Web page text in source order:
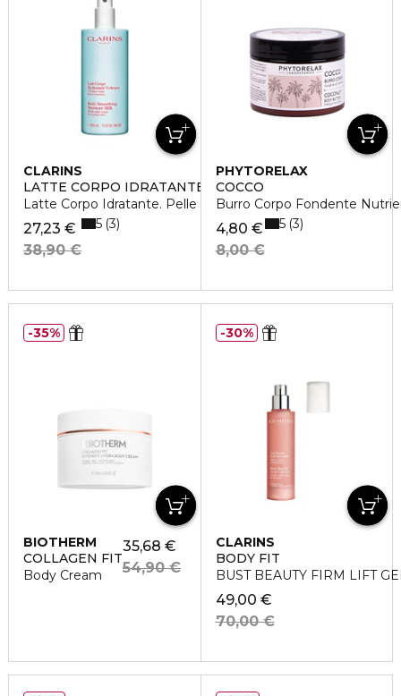
CLARINS
LATTE CORPO IDRATANTE VELLUTATO
Latte Corpo Idratante. Pelle normale
27,23 €
38,90 €
5 3
PHYTORELAX
COCCO
Burro Corpo Fondente
4,80 €
8,00 €
5 3
BIOTHERM
COLLAGEN FIT
Body Cream
35,68 €
54,90 €
35%
CLARINS
BODY FIT
BUST BEAUTY FIRM LIFT
49,00 €
70,00 €
30%